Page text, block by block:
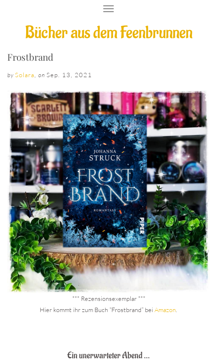
Bücher aus dem Feenbrunnen
T
G
G
A
T
I
O
N
Frostbrand
by Solara on Sep. 13, 2021
*** Rezensionsexemplar ***
Hier kommt ihr zum Buch “Frostbrand” bei Amazon
Ein unerwarteter Abend …